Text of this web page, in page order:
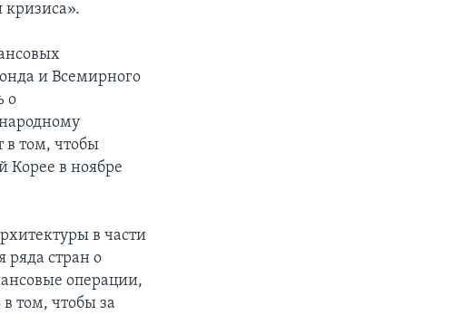
кризиса».
и Всемирного
о
в том, чтобы
Корее в ноябре
в части
стран о
операции,
том, чтобы за